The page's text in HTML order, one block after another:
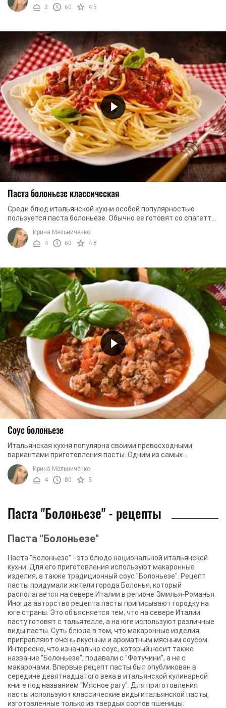
2
60 4.5
Паста болоньезе классическая
Среди блюд итальянской кухни особой популярностью
пользуется паста болоньезе. Обычно ее готовят со спагетти,
добавляя неотъемлемый элемент – особый ...
Ирина Мельниченко
4
60 4.5
Соус болоньезе
Итальянская кухня популярна своими превосходными
вариантами приготовления пасты. Одним из самых
популярных является болоньезе. Главный элемент в ее ...
Ирина Мельниченко
4
80 5
Паста "Болоньезе" - рецепты
Паста "Болоньезе"
Паста "Болоньезе" - это блюдо национальной итальянской
кухни. Для его приготовления используют макаронные
изделия, а также традиционный соус "Болоньезе". Рецепт
пасты придумали жители города Болонья, который
располагается на севере Италии в регионе Эмилья-Романья.
Иногда авторство рецепта пасты приписывают городку на
юге страны. Это объясняется тем, что на севере Италии
пасту готовят с тальятелле, а на юге используют различные
виды пасты. Суть блюда в том, что макаронные изделия
приправляют очень вкусным и ароматным мясным соусом.
Интересно, что изначально соус, который носит также
название "Болоньезе", подавали с "Фетучини", а не с
макаронами. Впервые рецепт пасты был опубликован в
середине девятнадцатого века в итальянской кулинарной
книге под названием "Мясное рагу". Для приготовления
пасты используют классические виды итальянской пасты,
изготовленные только из твердых сортов пшеницы.